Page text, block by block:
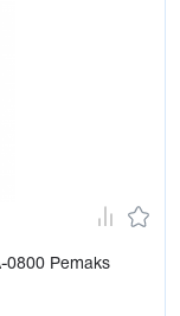
0800 Pemaks